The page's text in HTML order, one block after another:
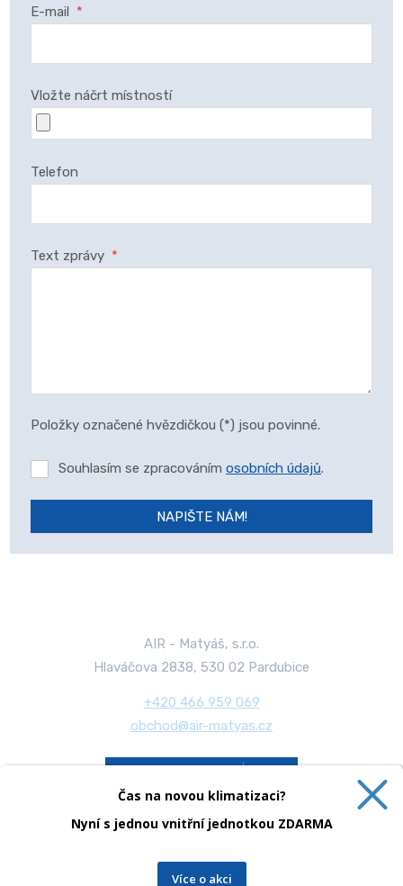
E-mail *
Vložte náčrt místností
Telefon
Text zprávy *
Položky označené hvězdičkou (*) jsou povinné.
Souhlasím se zpracováním osobních údajů.
NAPIŠTE NÁM!
AIR - Matyáš, s.r.o.
Hlaváčova 2838, 530 02 Pardubice
+420 466 959 069
obchod@air-matyas.cz
pro práce s chladivy
Podmínky použití|Bezpečnost a ochrana osobních údajů
Čas na novou klimatizaci?
Nyní s jednou vnitřní jednotkou ZDARMA
Více o akci